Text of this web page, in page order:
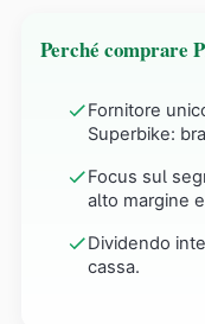
Perché comprare
Fornitore
Superbike:
Focus sul
alto margine
Dividendo
cassa.